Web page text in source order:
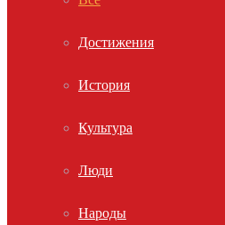
Достижения
История
Культура
Люди
Народы